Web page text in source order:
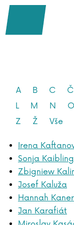
A B C Č
L
M N O
Z
Ž Vše
Irena
Sonja
Zbigniew
Josef Kaluža
Hannah Kaner
Jan Karafiát